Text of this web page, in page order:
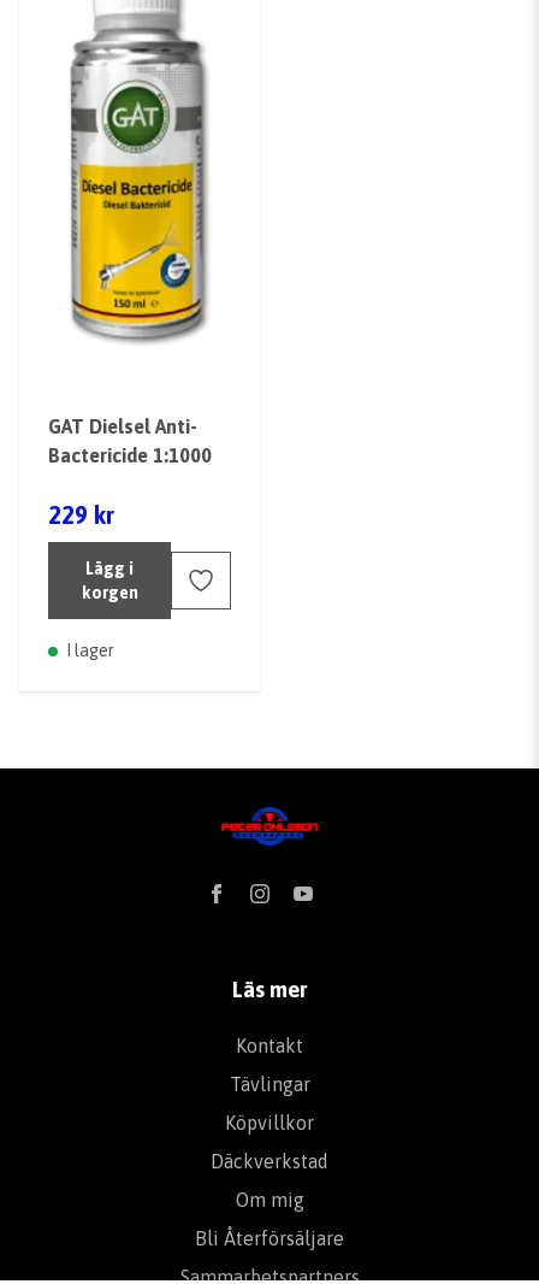
GAT Dielsel Anti-
Bactericide 1:1000
229 kr
Lägg i
korgen
I lager
Läs mer
Kontakt
Tävlingar
Köpvillkor
Däckverkstad
Om mig
Bli Återförsäljare
Sammarbetspartners